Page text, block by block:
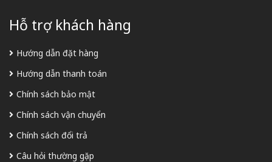
Hỗ trợ khách hàng
Hướng dẫn đặt hàng
Hướng dẫn thanh toán
Chính sách bảo mật
Chính sách vận chuyển
Chính sách đổi trả
Câu hỏi thường gặp